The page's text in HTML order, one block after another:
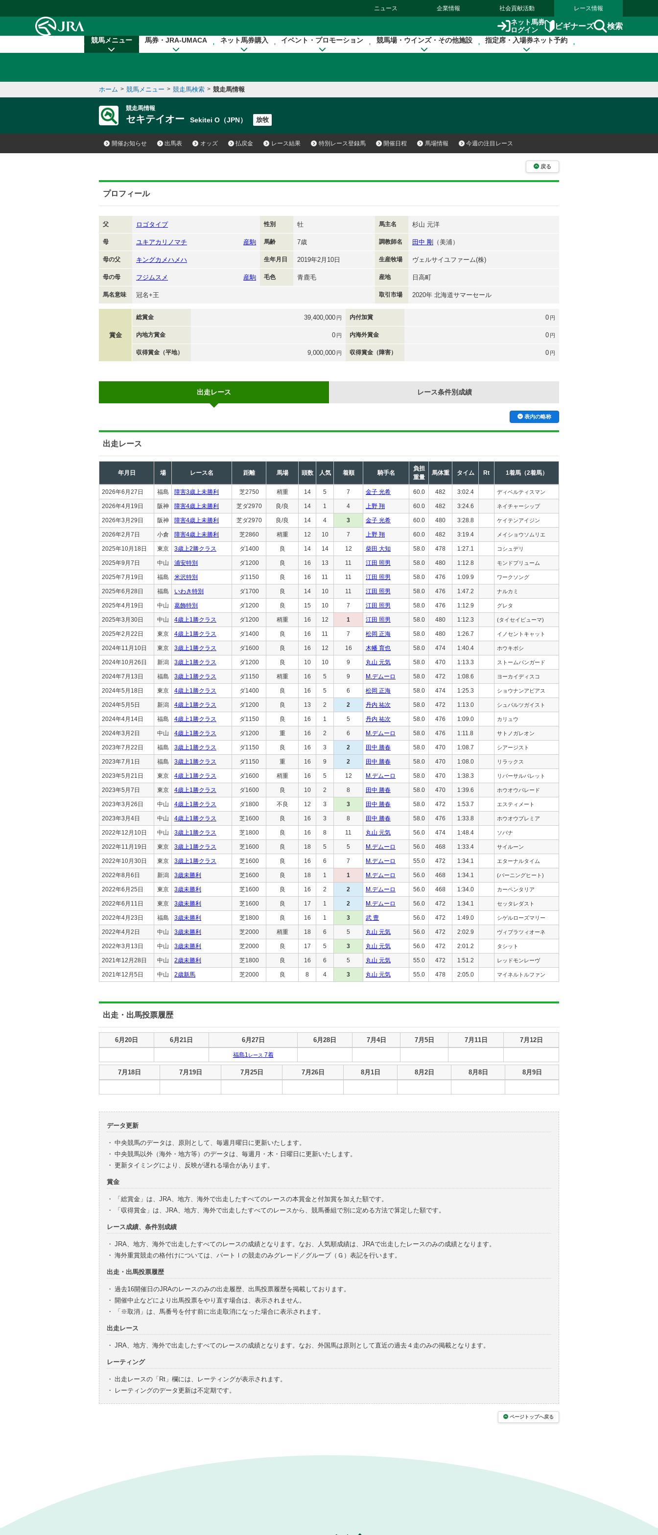
ニュース 企業情報 社会貢献活動 レース情報
ネット馬券
ログイン
ビギナーズ 検索
競馬メニュー 馬券・JRA-UMACA ネット馬券購入 イベント・プロモーション 競馬場・ウインズ・その他施設 指定席・入場券ネット予約
ホーム > 競馬メニュー > 競走馬検索 > 競走馬情報
競走馬情報
セキテイオー Sekitei O（JPN） 放牧
開催お知らせ 出馬表 オッズ 払戻金 レース結果 特別レース登録馬 開催日程 馬場情報 今週の注目レース
戻る
プロフィール
父 ロゴタイプ 性別 牡 馬主名 杉山 元洋
母 ユキアカリノマチ 産駒 馬齢 7歳 調教師名 田中 剛 （美浦）
母の父 キングカメハメハ 生年月日 2019年2月10日 生産牧場 ヴェルサイユファーム(株)
母の母 フジムスメ 産駒 毛色 青鹿毛 産地 日高町
馬名意味 冠名+王 取引市場 2020年 北海道サマーセール
賞金
総賞金 39,400,000 円 内付加賞 0 円
内地方賞金 0 円 内海外賞金 0 円
収得賞金（平地） 9,000,000 円 収得賞金（障害） 0 円
出走レース レース条件別成績
表内の略称
出走レース
年月日 場 レース名 距離 馬場 頭数 人気 着順 騎手名
負担
重量
馬体重 タイム Rt 1着馬（2着馬）
2026年6月27日 福島 障害3歳上未勝利 芝2750 稍重 14 5 7 金子 光希 60.0 482 3:02.4 ディベルティスマン
2026年4月19日 阪神 障害4歳上未勝利 芝ダ2970 良/良 14 1 4 上野 翔 60.0 482 3:24.6 ネイチャーシップ
2026年3月29日 阪神 障害4歳上未勝利 芝ダ2970 良/良 14 4 3 金子 光希 60.0 480 3:28.8 ケイテンアイジン
2026年2月7日 小倉 障害4歳上未勝利 芝2860 稍重 12 10 7 上野 翔 60.0 482 3:19.4 メイショウソムリエ
2025年10月18日 東京 3歳上2勝クラス ダ1400 良 14 14 12 柴田 大知 58.0 478 1:27.1 コシュデリ
2025年9月7日 中山 浦安特別 ダ1200 良 16 13 11 江田 照男 58.0 480 1:12.8 モンドプリューム
2025年7月19日 福島 米沢特別 ダ1150 良 16 11 11 江田 照男 58.0 476 1:09.9 ワークソング
2025年6月28日 福島 いわき特別 ダ1700 良 14 10 11 江田 照男 58.0 476 1:47.2 ナルカミ
2025年4月19日 中山 葛飾特別 ダ1200 良 15 10 7 江田 照男 58.0 476 1:12.9 グレタ
2025年3月30日 中山 4歳上1勝クラス ダ1200 稍重 16 12 1 江田 照男 58.0 480 1:12.3 (タイセイピューマ)
2025年2月22日 東京 4歳上1勝クラス ダ1400 良 16 11 7 松岡 正海 58.0 480 1:26.7 イノセントキャット
2024年11月10日 東京 3歳上1勝クラス ダ1600 良 16 12 16 木幡 育也 58.0 474 1:40.4 ホウキボシ
2024年10月26日 新潟 3歳上1勝クラス ダ1200 良 10 10 9 丸山 元気 58.0 470 1:13.3 ストームバンガード
2024年7月13日 福島 3歳上1勝クラス ダ1150 稍重 16 5 9 M.デムーロ 58.0 472 1:08.6 ヨーカイディスコ
2024年5月18日 東京 4歳上1勝クラス ダ1400 良 16 5 6 松岡 正海 58.0 474 1:25.3 ショウナンアビアス
2024年5月5日 新潟 4歳上1勝クラス ダ1200 良 13 2 2 丹内 祐次 58.0 472 1:13.0 シュバルツガイスト
2024年4月14日 福島 4歳上1勝クラス ダ1150 良 16 1 5 丹内 祐次 58.0 476 1:09.0 カリュウ
2024年3月2日 中山 4歳上1勝クラス ダ1200 重 16 2 6 M.デムーロ 58.0 476 1:11.8 サトノガレオン
2023年7月22日 福島 3歳上1勝クラス ダ1150 良 16 3 2 田中 勝春 58.0 470 1:08.7 シアージスト
2023年7月1日 福島 3歳上1勝クラス ダ1150 重 16 9 2 田中 勝春 58.0 470 1:08.0 リラックス
2023年5月21日 東京 4歳上1勝クラス ダ1600 稍重 16 5 12 M.デムーロ 58.0 470 1:38.3 リバーサルバレット
2023年5月7日 東京 4歳上1勝クラス ダ1600 良 10 2 8 田中 勝春 58.0 470 1:39.6 ホウオウパレード
2023年3月26日 中山 4歳上1勝クラス ダ1800 不良 12 3 3 田中 勝春 58.0 472 1:53.7 エスティメート
2023年3月4日 中山 4歳上1勝クラス 芝1600 良 16 3 8 田中 勝春 58.0 476 1:33.8 ホウオウプレミア
2022年12月10日 中山 3歳上1勝クラス 芝1800 良 16 8 11 丸山 元気 56.0 474 1:48.4 ソバナ
2022年11月19日 東京 3歳上1勝クラス 芝1600 良 18 5 5 M.デムーロ 56.0 468 1:33.4 サイルーン
2022年10月30日 東京 3歳上1勝クラス 芝1600 良 16 6 7 M.デムーロ 55.0 472 1:34.1 エターナルタイム
2022年8月6日 新潟 3歳未勝利 芝1600 良 18 1 1 M.デムーロ 56.0 468 1:34.1 (バーニングヒート)
2022年6月25日 東京 3歳未勝利 芝1600 良 16 2 2 M.デムーロ 56.0 468 1:34.0 カーペンタリア
2022年6月11日 東京 3歳未勝利 芝1600 良 17 1 2 M.デムーロ 56.0 472 1:34.1 セッタレダスト
2022年4月23日 福島 3歳未勝利 芝1800 良 16 1 3 武 豊 56.0 472 1:49.0 シゲルローズマリー
2022年4月2日 中山 3歳未勝利 芝2000 稍重 18 6 5 丸山 元気 56.0 472 2:02.9 ヴィブラツィオーネ
2022年3月13日 中山 3歳未勝利 芝2000 良 17 5 3 丸山 元気 56.0 472 2:01.2 タシット
2021年12月28日 中山 2歳未勝利 芝1800 良 16 6 5 丸山 元気 55.0 472 1:51.2 レッドモンレーヴ
2021年12月5日 中山 2歳新馬 芝2000 良 8 4 3 丸山 元気 55.0 478 2:05.0 マイネルトルファン
出走・出馬投票履歴
出走・出馬投票履歴
6月20日 6月21日 6月27日 6月28日 7月4日 7月5日 7月11日 7月12日
福島1レース 7着
出走・出馬投票履歴
7月18日 7月19日 7月25日 7月26日 8月1日 8月2日 8月8日 8月9日
データ更新
・ 中央競馬のデータは、原則として、毎週月曜日に更新いたします。
・ 中央競馬以外（海外・地方等）のデータは、毎週月・木・日曜日に更新いたします。
・ 更新タイミングにより、反映が遅れる場合があります。
賞金
・
「総賞金」は、JRA、地方、海外で出走したすべてのレースの本賞金と付加賞を加えた額です。
・
「収得賞金」は、JRA、地方、海外で出走したすべてのレースから、競馬番組で別に定める方法で算定した額です。
レース成績、条件別成績
・ JRA、地方、海外で出走したすべてのレースの成績となります。なお、人気順成績は、JRAで出走したレースのみの成績となります。
・ 海外重賞競走の格付けについては、パートⅠの競走のみグレード／グループ（Ｇ）表記を行います。
出走・出馬投票履歴
・ 過去16開催日のJRAのレースのみの出走履歴、出馬投票履歴を掲載しております。
・ 開催中止などにより出馬投票をやり直す場合は、表示されません。
・
「※取消」は、馬番号を付す前に出走取消になった場合に表示されます。
出走レース
・ JRA、地方、海外で出走したすべてのレースの成績となります。なお、外国馬は原則として直近の過去４走のみの掲載となります。
レーティング
・ 出走レースの「Rt」欄には、レーティングが表示されます。
・
レーティングのデータ更新は不定期です。
ページトップへ戻る